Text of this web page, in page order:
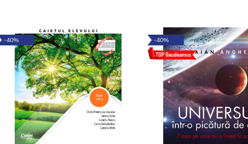
Dorinte
-40% -40%